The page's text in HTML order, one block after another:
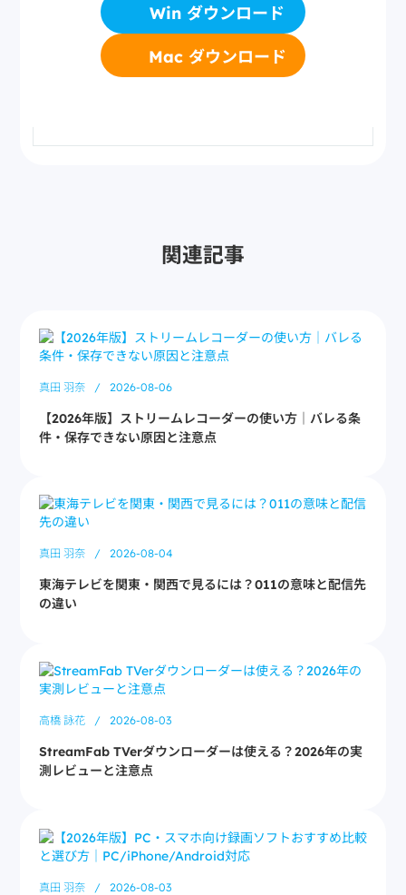
Win ダウンロード
Mac ダウンロード
関連記事
真田 羽奈 / 2026-08-06
【2026年版】ストリームレコーダーの使い方｜バレる条
件・保存できない原因と注意点
真田 羽奈 / 2026-08-04
東海テレビを関東・関西で見るには？011の意味と配信先
の違い
高橋 詠花 / 2026-08-03
StreamFab TVerダウンローダーは使える？2026年の実
測レビューと注意点
真田 羽奈 / 2026-08-03